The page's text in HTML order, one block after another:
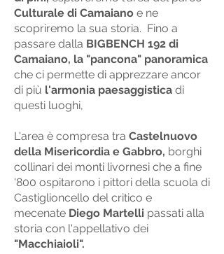
Culturale di Camaiano e ne
scopriremo la sua storia. Fino a
passare dalla BIGBENCH 192 di
Camaiano, la "pancona" panoramica
che ci permette di apprezzare ancor
di più l'armonia paesaggistica di
questi luoghi,
L'area è compresa tra Castelnuovo
della Misericordia e Gabbro, borghi
collinari dei monti livornesi che a fine
'800 ospitarono i pittori della scuola di
Castiglioncello del critico e
mecenate Diego Martelli passati alla
storia con l'appellativo dei
"Macchiaioli".